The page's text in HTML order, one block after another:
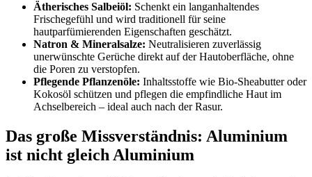
Ätherisches Salbeiöl: Schenkt ein langanhaltendes
Frischegefühl und wird traditionell für seine
hautparfümierenden Eigenschaften geschätzt.
Natron & Mineralsalze: Neutralisieren zuverlässig
unerwünschte Gerüche direkt auf der Hautoberfläche, ohne
die Poren zu verstopfen.
Pflegende Pflanzenöle: Inhaltsstoffe wie Bio-Sheabutter oder
Kokosöl schützen und pflegen die empfindliche Haut im
Achselbereich – ideal auch nach der Rasur.
Das große Missverständnis: Aluminium
ist nicht gleich Aluminium